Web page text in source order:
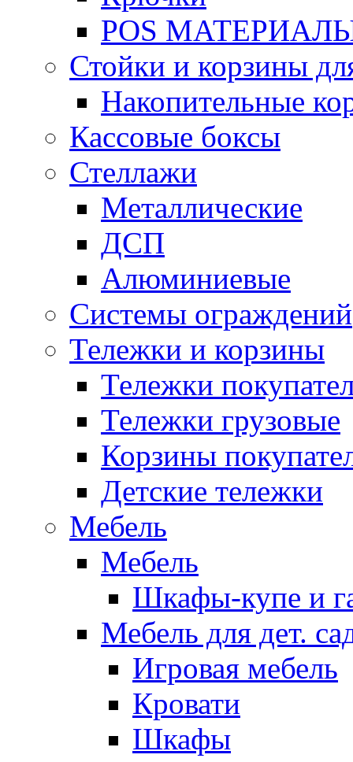
POS
Стойки и корзины
Накопительные
Кассовые боксы
Стеллажи
Металлические
ДСП
Алюминиевые
Системы ограждений
Тележки и корзины
Тележки
Тележки грузовые
Корзины
Детские тележки
Мебель
Мебель
Шкафы-купе и
Мебель для дет.
Игровая мебель
Кровати
Шкафы